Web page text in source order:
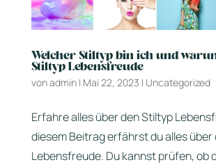
Welcher Stiltyp bin ich und
Stiltyp Lebensfreude
vonadmin| Mai 22, 2023 | Uncategorized
Erfahre alles über den Stiltyp
diesem Beitrag erfährst du alles über
Lebensfreude. Du kannst prüfen, ob